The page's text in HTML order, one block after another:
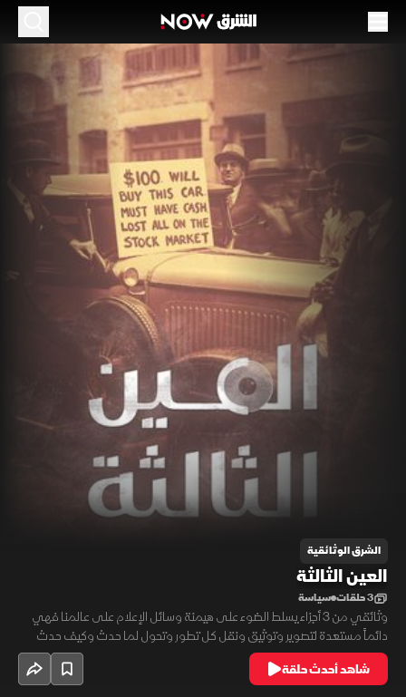
الشرق الوثائقية
العين الثالثة
3 حلقات سياسة
وثائقي من 3 أجزاء يسلط الضوء على هيمنة وسائل الإعلام على عالمنا فهي
دائماً مستعدة لتصوير وتوثيق ونقل كل تطور وتحول لما حدث وكيف حدث
وكما حدث.. ولكن ما هي الحقائق التي تمكن خلف عناوين أكثر القصص
الإخبارية الصادمة والفاضحة والدرامية خلال المئة عام الماضية؟ وما هو تأثير
شاهد أحدث حلقة